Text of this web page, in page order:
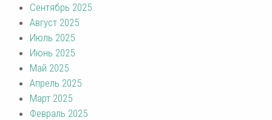
Сентябрь 2025
Август 2025
Июль 2025
Июнь 2025
Май 2025
Апрель 2025
Март 2025
Февраль 2025